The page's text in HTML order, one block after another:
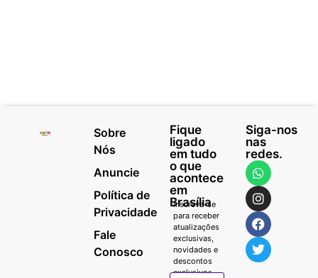
Sobre
Nós
Anuncie
Política de
Privacidade
Fale
Conosco
Fique
ligado
em tudo
o que
acontece
em
Brasília
Inscreva-se
para receber
atualizações
exclusivas,
novidades e
descontos
exclusivos.
Siga-nos
nas
redes.